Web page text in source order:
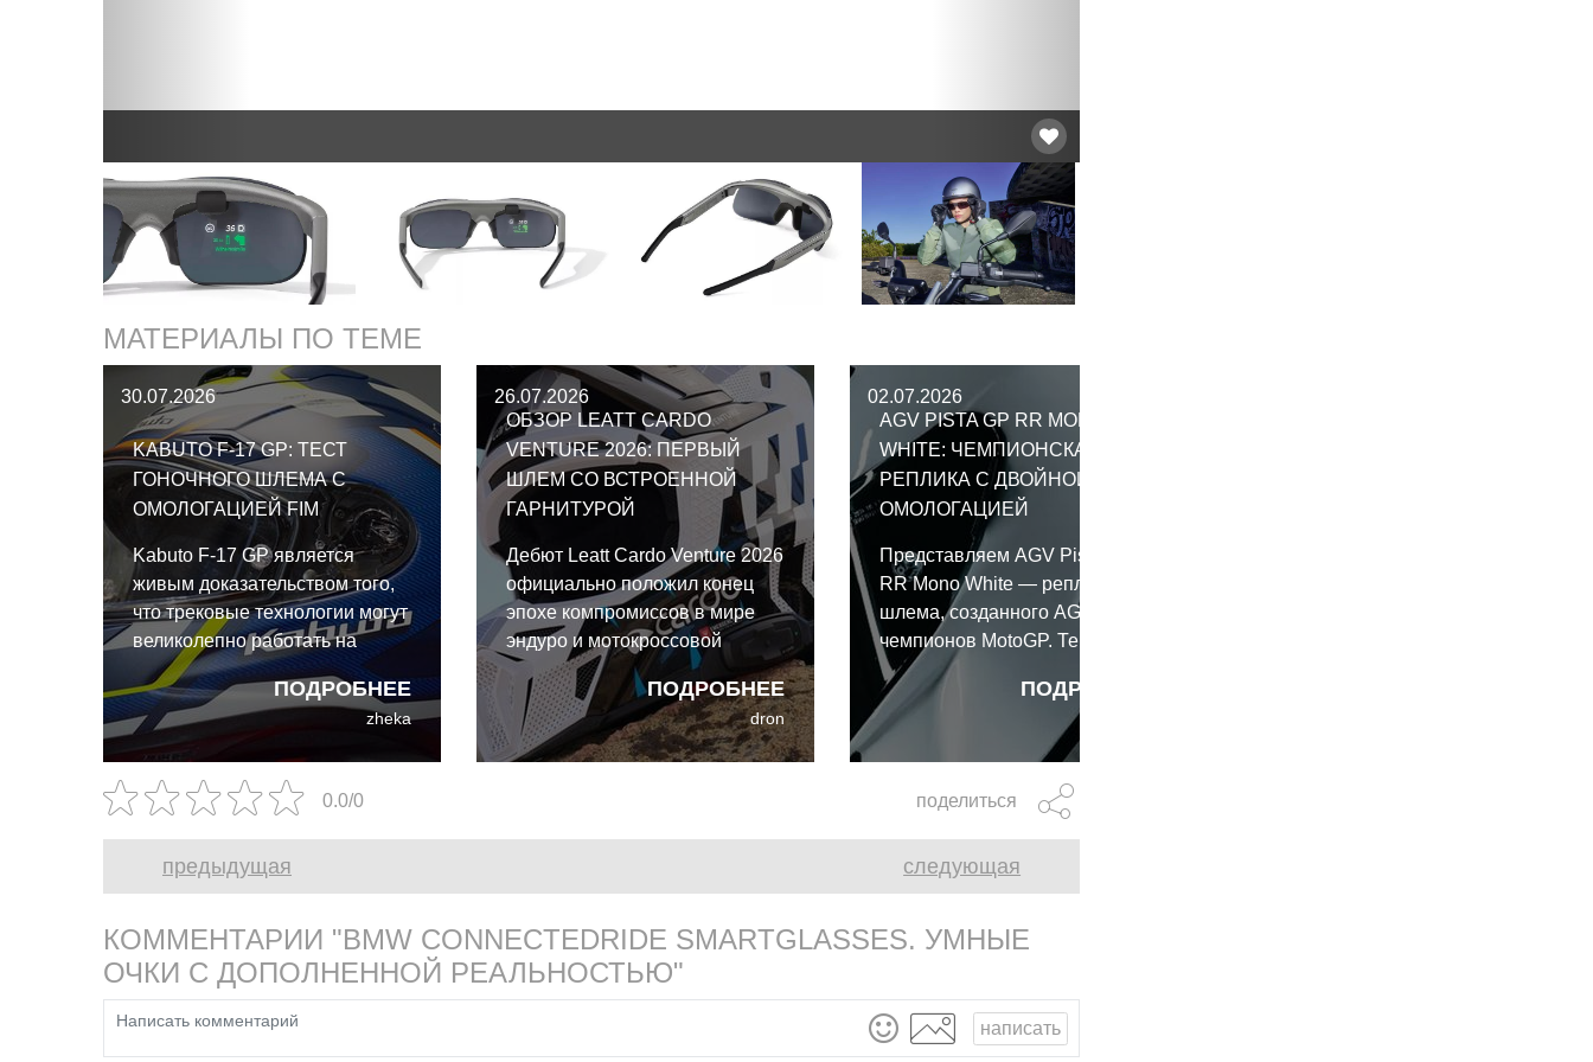
МАТЕРИАЛЫ ПО ТЕМЕ
30.07.2026
KABUTO F-17 GP: ТЕСТ
ГОНОЧНОГО ШЛЕМА С
ОМОЛОГАЦИЕЙ FIM
ПОДРОБНЕЕ
Kabuto F-17 GP является
живым доказательством того,
что трековые технологии могут
великолепно работать на
улице. И даже для такого
райдера выходного дня, как я,
преимущества Kabuto F-17 GP
абсолютно реальны и
неоспоримы.
zheka
26.07.2026
ОБЗОР LEATT CARDO
VENTURE 2026: ПЕРВЫЙ
ШЛЕМ СО ВСТРОЕННОЙ
ГАРНИТУРОЙ
ПОДРОБНЕЕ
Дебют Leatt Cardo Venture 2026
официально положил конец
эпохе компромиссов в мире
эндуро и мотокроссовой
экипировки. Рожденный в
коллаборации гигантов связи
Cardo и Leatt, представляет
собой первый в мире
разработанный для
dron
02.07.2026
AGV PISTA GP RR MONO
WHITE: ЧЕМПИОНСКАЯ
РЕПЛИКА С ДВОЙНОЙ
ОМОЛОГАЦИЕЙ
ПОДРОБНЕЕ
Представляем AGV Pista GP
RR Mono White — реплику
шлема, созданного AGV для
чемпионов MotoGP. Теперь
этот карбоновый мотошлем
полностью соответствует
новейшим и крайне жёстким
стандартам безопасности ECE
0.0/0 поделиться
предыдущая следующая
КОММЕНТАРИИ "BMW CONNECTEDRIDE SMARTGLASSES. УМНЫЕ
ОЧКИ С ДОПОЛНЕННОЙ РЕАЛЬНОСТЬЮ"
написать